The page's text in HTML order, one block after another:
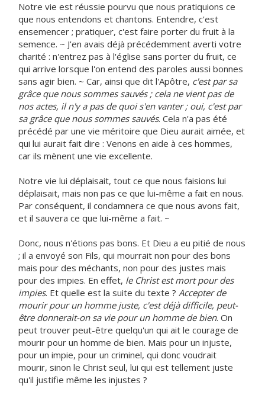
Notre vie est réussie pourvu que nous pratiquions ce
que nous entendons et chantons. Entendre, c'est
ensemencer ; pratiquer, c'est faire porter du fruit à la
semence. ~ J'en avais déjà précédemment averti votre
charité : n'entrez pas à l'église sans porter du fruit, ce
qui arrive lorsque l'on entend des paroles aussi bonnes
sans agir bien. ~ Car, ainsi que dit l'Apôtre, c'est par sa
grâce que nous sommes sauvés ; cela ne vient pas de
nos actes, il n'y a pas de quoi s'en vanter ; oui, c'est par
sa grâce que nous sommes sauvés. Cela n'a pas été
précédé par une vie méritoire que Dieu aurait aimée, et
qui lui aurait fait dire : Venons en aide à ces hommes,
car ils mènent une vie excellente.
Notre vie lui déplaisait, tout ce que nous faisions lui
déplaisait, mais non pas ce que lui-même a fait en nous.
Par conséquent, il condamnera ce que nous avons fait,
et il sauvera ce que lui-même a fait. ~
Donc, nous n'étions pas bons. Et Dieu a eu pitié de nous
; il a envoyé son Fils, qui mourrait non pour des bons
mais pour des méchants, non pour des justes mais
pour des impies. En effet, le Christ est mort pour des
impies. Et quelle est la suite du texte ? Accepter de
mourir pour un homme juste, c'est déjà difficile, peut-
être donnerait-on sa vie pour un homme de bien. On
peut trouver peut-être quelqu'un qui ait le courage de
mourir pour un homme de bien. Mais pour un injuste,
pour un impie, pour un criminel, qui donc voudrait
mourir, sinon le Christ seul, lui qui est tellement juste
qu'il justifie même les injustes ?